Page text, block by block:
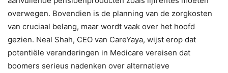
overwegen. Bovendien is de planning van de zorgkosten
van cruciaal belang, maar wordt vaak over het hoofd
gezien. Neal Shah, CEO van CareYaya, wijst erop dat
potentiële veranderingen in Medicare vereisen dat
boomers serieus nadenken over alternatieve